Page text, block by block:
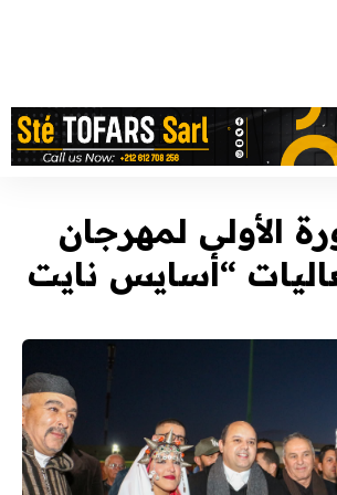
الأولى لمهرجان
“أسايس نايت